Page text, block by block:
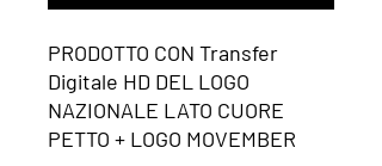
PRODOTTO CON Transfer
Digitale HD DEL LOGO
NAZIONALE LATO CUORE
PETTO + LOGO MOVEMBER